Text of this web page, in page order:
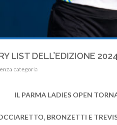
LIST DELL’EDIZIONE 2024
categoria
IL PARMA LADIES OPEN
BRONZETTI E